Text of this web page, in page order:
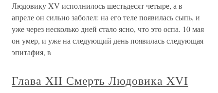
Людовику XV исполнилось шестьдесят четыре, а в
апреле он сильно заболел: на его теле появилась сыпь, и
уже через несколько дней стало ясно, что это оспа. 10 мая
он умер, и уже на следующий день появилась следующая
эпитафия, в
Глава XII Смерть Людовика XVI